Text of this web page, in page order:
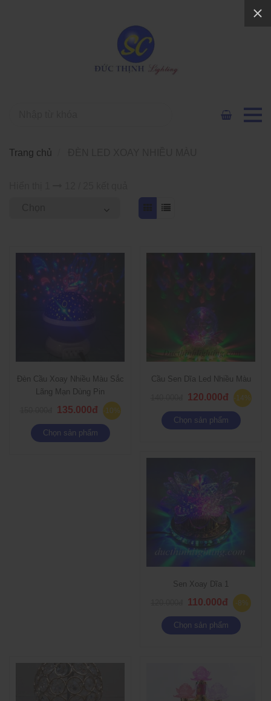
Trang chủ
Đèn Cầu Xoay Nhiều Màu Sắc
Lãng Mạn Dùng Pin
135.000đ -10%
Chọn sản phẩm
Cầu Sen Dĩa Led Nhiều Màu
120.000đ -14%
Chọn sản phẩm
Sen Xoay Dĩa 1
110.000đ -8%
Chọn sản phẩm